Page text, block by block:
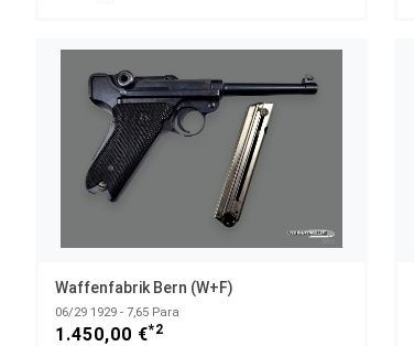
Waffenfabrik Bern (W+F)
06/29 1929 - 7,65 Para
1.450,00 €*2